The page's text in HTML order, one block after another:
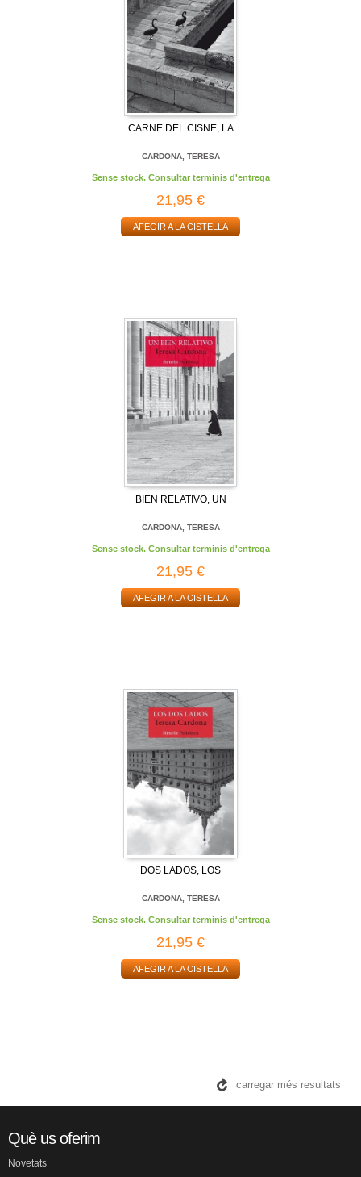
CARNE DEL CISNE, LA
CARDONA, TERESA
Sense stock. Consultar terminis d'entrega
21,95 €
AFEGIR A LA CISTELLA
BIEN RELATIVO, UN
CARDONA, TERESA
Sense stock. Consultar terminis d'entrega
21,95 €
AFEGIR A LA CISTELLA
DOS LADOS, LOS
CARDONA, TERESA
Sense stock. Consultar terminis d'entrega
21,95 €
AFEGIR A LA CISTELLA
carregar més resultats
Què us oferim
Novetats